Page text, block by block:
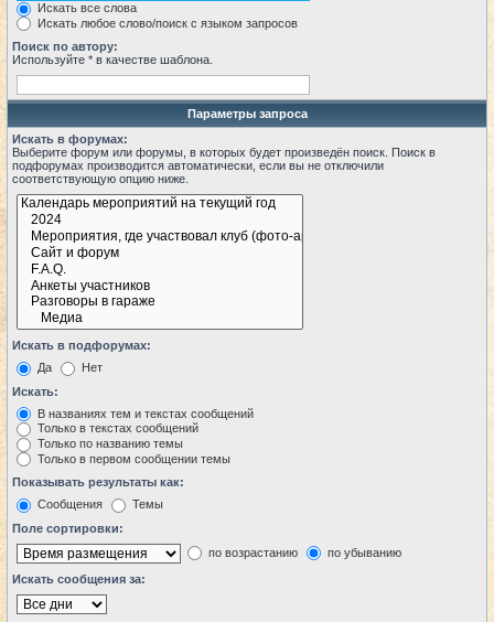
Искать все слова
Искать любое слово/поиск с языком запросов
Поиск по автору:
Используйте * в качестве шаблона.
Параметры запроса
Искать в форумах:
Выберите форум или форумы, в которых будет произведён поиск. Поиск в
подфорумах производится автоматически, если вы не отключили
соответствующую опцию ниже.
Искать в подфорумах:
Да
Нет
Искать:
В названиях тем и текстах сообщений
Только в текстах сообщений
Только по названию темы
Только в первом сообщении темы
Показывать результаты как:
Сообщения
Темы
Поле сортировки:
по возрастанию
по убыванию
Искать сообщения за: